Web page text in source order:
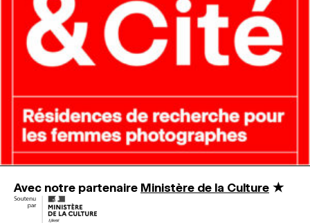
MAGAZINE
ESPACES DE PRATIQUE ARTISTIQUE ↓
Recherche
Connexion
↓
Avec notre partenaire Ministère de la Culture ★